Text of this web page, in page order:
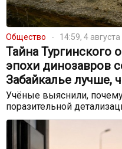
Общество 14:59, 4 августа
Тайна Тургинского
эпохи динозавров
Забайкалье лучше,
Учёные выяснили,
поразительной